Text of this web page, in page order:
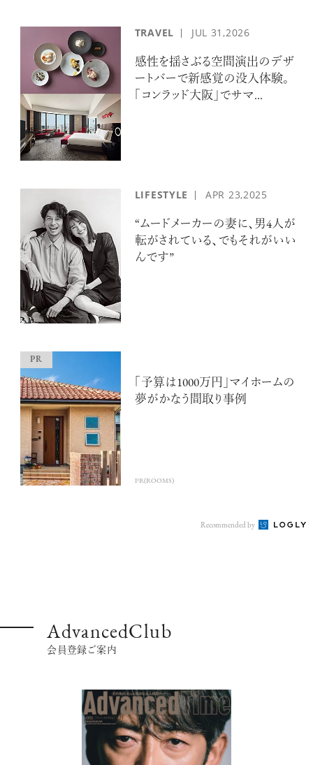
TRAVEL JUL 31,2026
感性を揺さぶる空間演出のデザ
ートバーで新感覚の没入体験。
「コンラッド大阪」でサマ...
LIFESTYLE APR 23,2025
“ムードメーカーの妻に、男4人が
転がされている、でもそれがいい
んです”
「予算は1000万円」マイホームの
夢がかなう間取り事例
PR(ROOMS)
Recommended by
AdvancedClub
会員登録ご案内